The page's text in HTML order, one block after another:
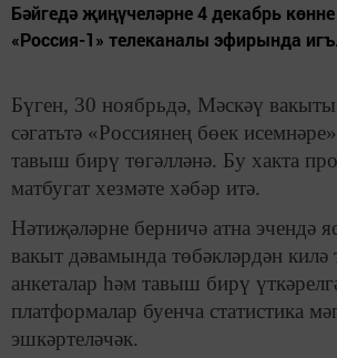
Бәйгедә җиңүчеләрне 4 декабрь көнне
«Россия-1» телеканалы эфирында
Бүген, 30 ноябрьдә, Мәскәү
сәгатьтә «Россиянең бөек
тавыш бирү төгәлләнә. Бу хакта
матбугат хезмәте хәбәр итә.
Нәтиҗәләрне берничә атна эчендә
вакыт дәвамында төбәкләрдән килә
анкеталар һәм тавыш бирү
платформалар буенча статистика
эшкәртеләчәк.